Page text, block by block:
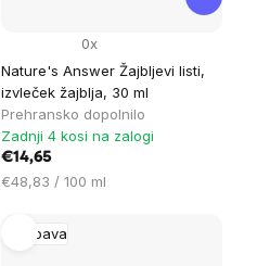
Nature's Answer Žajbljevi listi,
izvleček žajblja, 30 ml
Prehransko dopolnilo
0x
Zadnji 4 kosi na zalogi
€14,65
Cena
enoto:
€48,83 / 100 ml
Prebava